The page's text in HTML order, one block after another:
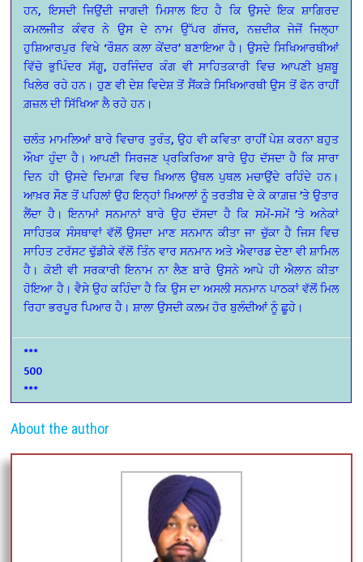
ਹਨ, ਇਸਦੀ ਜਿਉਂਦੀ ਜਾਗਦੀ ਮਿਸਾਲ ਇਹ ਹੈ ਕਿ ਉਸਦੇ ਇਕ ਸ਼ਾਗਿਰਦ
ਕਮਲਜੀਤ ਕੰਵਰ ਨੇ ਉਸ ਦੇ ਨਾਮ ਉੱਪਰ ਗੱਜਰ, ਨਜ਼ਦੀਕ ਜੇਜੋਂ ਜਿਲ੍ਹਾ
ਹੁਸ਼ਿਆਰਪੁਰ ਵਿਖੇ ‘ਰੌਸ਼ਨ ਕਲਾ ਕੇਂਦਰ’ ਬਣਾਇਆ ਹੈ। ਉਸਦੇ ਸਿਖਿਆਰਥੀਆਂ
ਵਿੱਚੋ ਭੁਪਿੰਦਰ ਸੱਗੂ, ਹਰਜਿੰਦਰ ਕੰਗ ਵੀ ਸਾਹਿਤਕਾਰੀ ਵਿਚ ਆਪਣੀ ਖ਼ੁਸ਼ਬੂ
ਖਿਲੇਰ ਰਹੇ ਹਨ। ਹੁਣ ਵੀ ਦੇਸ਼ ਵਿਦੇਸ਼ ਤੋਂ ਸੈਂਕੜੇ ਸਿਖਿਆਰਥੀ ਉਸ ਤੋਂ ਫੋਨ ਰਾਹੀਂ
ਗ਼ਜ਼ਲ ਦੀ ਸਿੱਖਿਆ ਲੈ ਰਹੇ ਹਨ।
ਚਲੰਤ ਮਾਮਲਿਆਂ ਬਾਰੇ ਵਿਚਾਰ ਤੁਰੰਤ, ਉਹ ਵੀ ਕਵਿਤਾ ਰਾਹੀਂ ਪੇਸ਼ ਕਰਨਾ ਬਹੁਤ
ਔਖਾ ਹੁੰਦਾ ਹੈ। ਆਪਣੀ ਸਿਰਜਣ ਪ੍ਰਕਿਰਿਆ ਬਾਰੇ ਉਹ ਦੱਸਦਾ ਹੈ ਕਿ ਸਾਰਾ
ਦਿਨ ਹੀ ਉਸਦੇ ਦਿਮਾਗ਼ ਵਿਚ ਖ਼ਿਆਲ ਉਥਲ ਪੁਥਲ ਮਚਾਉਂਦੇ ਰਹਿੰਦੇ ਹਨ।
ਆਖ਼ਰ ਸੌਣ ਤੋਂ ਪਹਿਲਾਂ ਉਹ ਇਨ੍ਹਾਂ ਖ਼ਿਆਲਾਂ ਨੂੰ ਤਰਤੀਬ ਦੇ ਕੇ ਕਾਗ਼ਜ਼ ’ਤੇ ਉਤਾਰ
ਲੈਂਦਾ ਹੈ। ਇਨਾਮਾਂ ਸਨਮਾਨਾਂ ਬਾਰੇ ਉਹ ਦੱਸਦਾ ਹੈ ਕਿ ਸਮੇਂ-ਸਮੇਂ ’ਤੇ ਅਨੇਕਾਂ
ਸਾਹਿਤਕ ਸੰਸਥਾਵਾਂ ਵੱਲੋਂ ਉਸਦਾ ਮਾਣ ਸਨਮਾਨ ਕੀਤਾ ਜਾ ਚੁੱਕਾ ਹੈ ਜਿਸ ਵਿਚ
ਸਾਹਿਤ ਟਰੱਸਟ ਢੁੱਡੀਕੇ ਵੱਲੋਂ ਤਿੰਨ ਵਾਰ ਸਨਮਾਨ ਅਤੇ ਐਵਾਰਡ ਦੇਣਾ ਵੀ ਸ਼ਾਮਿਲ
ਹੈ। ਕੋਈ ਵੀ ਸਰਕਾਰੀ ਇਨਾਮ ਨਾ ਲੈਣ ਬਾਰੇ ਉਸਨੇ ਆਪੇ ਹੀ ਐਲਾਨ ਕੀਤਾ
ਹੋਇਆ ਹੈ। ਵੈਸੇ ਉਹ ਕਹਿੰਦਾ ਹੈ ਕਿ ਉਸ ਦਾ ਅਸਲੀ ਸਨਮਾਨ ਪਾਠਕਾਂ ਵੱਲੋਂ ਮਿਲ
ਰਿਹਾ ਭਰਪੂਰ ਪਿਆਰ ਹੈ। ਸ਼ਾਲਾ ਉਸਦੀ ਕਲਮ ਹੋਰ ਬੁਲੰਦੀਆਂ ਨੂੰ ਛੂਹੇ।
***
500
***
About the author